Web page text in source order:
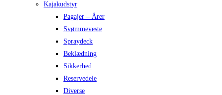
Kajakudstyr
Pagajer – Årer
Svømmeveste
Spraydeck
Beklædning
Sikkerhed
Reservedele
Diverse